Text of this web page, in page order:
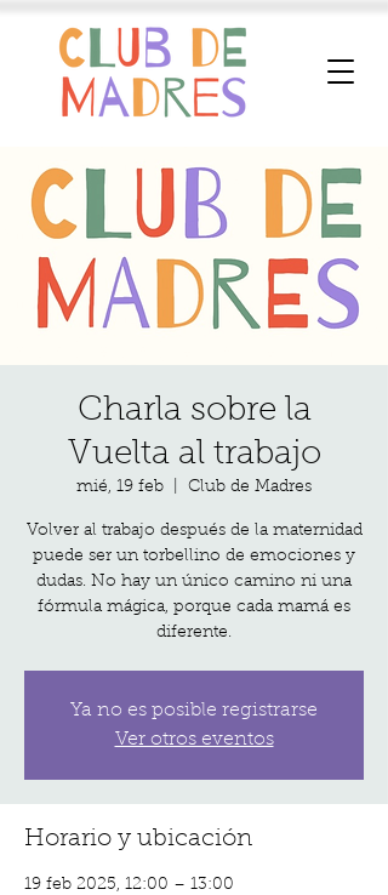
Charla sobre la
Vuelta al trabajo
mié, 19 feb Club de Madres
Volver al trabajo después de la maternidad
puede ser un torbellino de emociones y
dudas. No hay un único camino ni una
fórmula mágica, porque cada mamá es
diferente.
Ya no es posible registrarse
Ver otros eventos
Horario y ubicación
19 feb 2025, 12:00 – 13:00